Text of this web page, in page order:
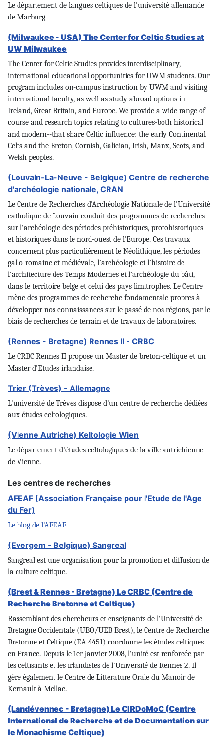
Le département de langues celtiques de l'université allemande
de Marburg.
(Milwaukee - USA) The Center for Celtic Studies at
UW Milwaukee
The Center for Celtic Studies provides interdisciplinary,
international educational opportunities for UWM students. Our
program includes on-campus instruction by UWM and visiting
international faculty, as well as study-abroad options in
Ireland, Great Britain, and Europe. We provide a wide range of
course and research topics relating to cultures-both historical
and modern--that share Celtic influence: the early Continental
Celts and the Breton, Cornish, Galician, Irish, Manx, Scots, and
Welsh peoples.
(Louvain-La-Neuve - Belgique) Centre de recherche
d'archéologie nationale, CRAN
Le Centre de Recherches d'Archéologie Nationale de l'Université
catholique de Louvain conduit des programmes de recherches
sur l'archéologie des périodes préhistoriques, protohistoriques
et historiques dans le nord-ouest de l'Europe. Ces travaux
concernent plus particulièrement le Néolithique, les périodes
gallo-romaine et médiévale, l’archéologie et l’histoire de
l’architecture des Temps Modernes et l’archéologie du bâti,
dans le territoire belge et celui des pays limitrophes. Le Centre
mène des programmes de recherche fondamentale propres à
développer nos connaissances sur le passé de nos régions, par le
biais de recherches de terrain et de travaux de laboratoires.
(Rennes - Bretagne) Rennes II - CRBC
Le CRBC Rennes II propose un Master de breton-celtique et un
Master d'Etudes irlandaise.
Trier (Trèves) - Allemagne
L'université de Trèves dispose d'un centre de recherche dédiées
aux études celtologiques.
(Vienne Autriche) Keltologie Wien
Le département d'études celtologiques de la ville autrichienne
de Vienne.
Les centres de recherches
AFEAF (Association Française pour l'Etude de l'Age
du Fer)
Le blog de l'AFEAF
(Evergem - Belgique) Sangreal
Sangreal est une organisation pour la promotion et diffusion de
la culture celtique.
(Brest & Rennes - Bretagne) Le CRBC (Centre de
Recherche Bretonne et Celtique)
Rassemblant des chercheurs et enseignants de l'Université de
Bretagne Occidentale (UBO/UEB Brest), le Centre de Recherche
Bretonne et Celtique (EA 4451) coordonne les études celtiques
en France. Depuis le 1er janvier 2008, l'unité est renforcée par
les celtisants et les irlandistes de l'Université de Rennes 2. Il
gère également le Centre de Littérature Orale du Manoir de
Kernault à Mellac.
(Landévennec - Bretagne) Le CIRDoMoC (Centre
International de Recherche et de Documentation sur
le Monachisme Celtique)